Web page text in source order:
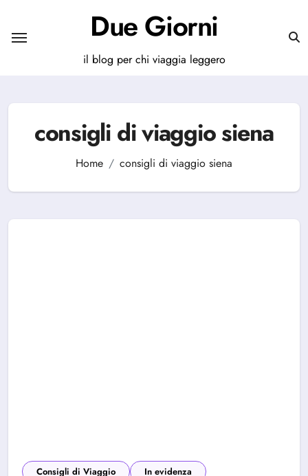
contenuto
Due Giorni
il blog per chi viaggia leggero
consigli di viaggio siena
Home consigli di viaggio siena
Consigli di Viaggio
In evidenza